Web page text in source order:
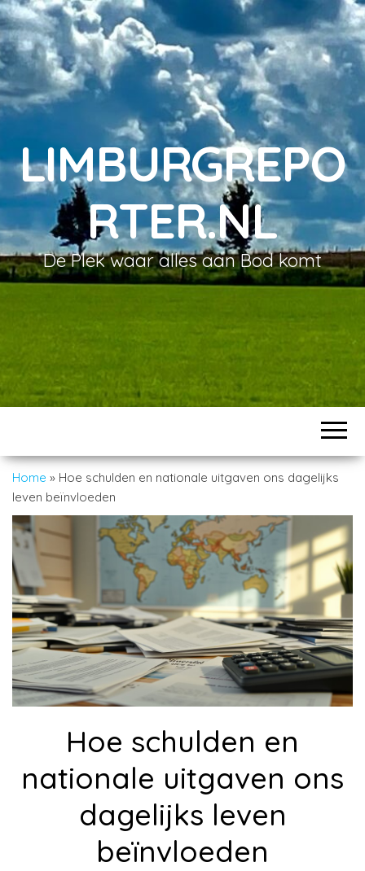
LIMBURGREPO
RTER.NL
De Plek waar alles aan Bod komt
Home » Hoe schulden en nationale uitgaven ons dagelijks
leven beïnvloeden
Hoe schulden en
nationale uitgaven ons
dagelijks leven
beïnvloeden